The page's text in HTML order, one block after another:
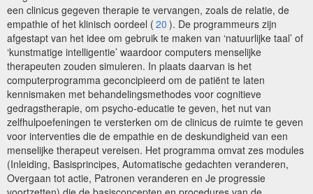
een clinicus gegeven therapie te vervangen, zoals de relatie, de
empathie of het klinisch oordeel ( 20 ). De programmeurs zijn
afgestapt van het idee om gebruik te maken van ‘natuurlijke taal’ of
‘kunstmatige intelligentie’ waardoor computers menselijke
therapeuten zouden simuleren. In plaats daarvan is het
computerprogramma geconcipieerd om de patiënt te laten
kennismaken met behandelingsmethodes voor cognitieve
gedragstherapie, om psycho-educatie te geven, het nut van
zelfhulpoefeningen te versterken om de clinicus de ruimte te geven
voor interventies die de empathie en de deskundigheid van een
menselijke therapeut vereisen. Het programma omvat zes modules
(Inleiding, Basisprincipes, Automatische gedachten veranderen,
Overgaan tot actie, Patronen veranderen en Je progressie